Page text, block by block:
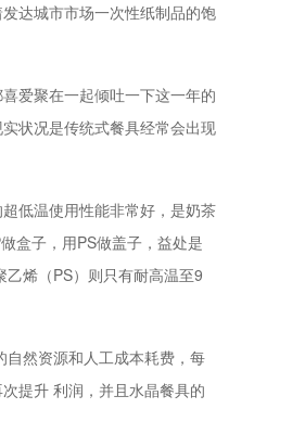
达城市市场一次性纸制品的饱
爱聚在一起倾吐一下这一年的
状况是传统式餐具经常会出现
低温使用性能非常好，是奶茶
盒子，用PS做盖子，益处是
烯（PS）则只有耐高温至9
然资源和人工成本耗费，每
提升 利润，并且水晶餐具的